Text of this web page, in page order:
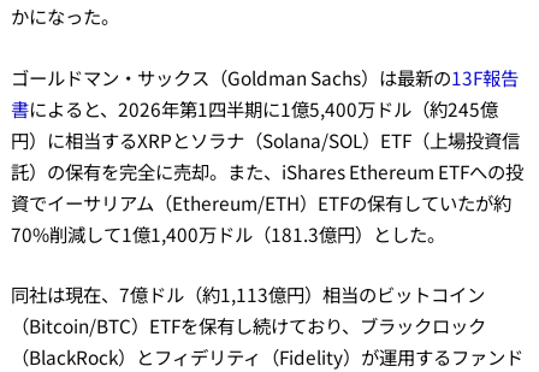
かになった。
ゴールドマン・サックス（Goldman Sachs）は最新の13F報告
書によると、2026年第1四半期に1億5,400万ドル（約245億
円）に相当するXRPとソラナ（Solana/SOL）ETF（上場投資信
託）の保有を完全に売却。また、iShares Ethereum ETFへの投
資でイーサリアム（Ethereum/ETH）ETFの保有していたが約
70%削減して1億1,400万ドル（181.3億円）とした。
同社は現在、7億ドル（約1,113億円）相当のビットコイン
（Bitcoin/BTC）ETFを保有し続けており、ブラックロック
（BlackRock）とフィデリティ（Fidelity）が運用するファンド